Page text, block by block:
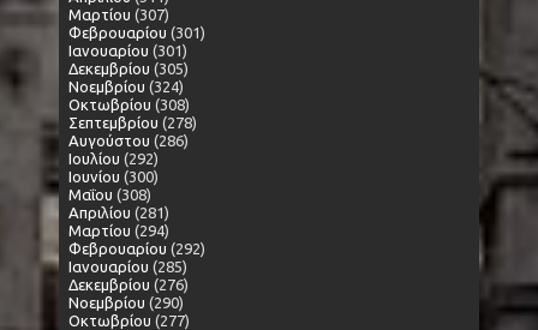
Μαρτίου (307)
Φεβρουαρίου (301)
Ιανουαρίου (301)
Δεκεμβρίου (305)
Νοεμβρίου (324)
Οκτωβρίου (308)
Σεπτεμβρίου (278)
Αυγούστου (286)
Ιουλίου (292)
Ιουνίου (300)
Μαΐου (308)
Απριλίου (281)
Μαρτίου (294)
Φεβρουαρίου (292)
Ιανουαρίου (285)
Δεκεμβρίου (276)
Νοεμβρίου (290)
Οκτωβρίου (277)